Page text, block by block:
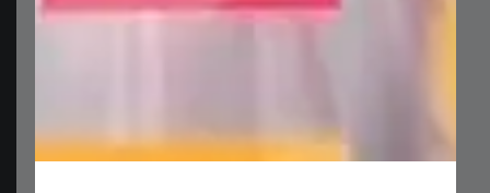
وأدوات التصميم، للارتقاء بمشاريعك وتبسيط سير